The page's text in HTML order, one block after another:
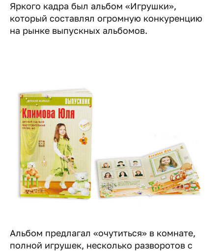
Яркого кадра был альбом «Игрушки»,
который составлял огромную конкуренцию
на рынке выпускных альбомов.
Альбом предлагал «очутиться» в комнате,
полной игрушек, несколько разворотов с